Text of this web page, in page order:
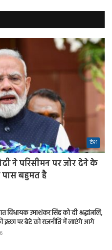
देश
ने परिसीमन पर जोर देने के
बहुमत है
विधायक उमाशंकर सिंह को दी श्रद्धांजलि,
इच्छा पर बेटे को राजनीति में लाएंगे आगे